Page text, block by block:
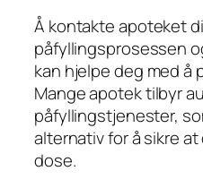
Å kontakte apoteket
påfyllingsprosessen
kan hjelpe deg med å
Mange apotek tilbyr
påfyllingstjenester,
alternativ for å sikre
dose.